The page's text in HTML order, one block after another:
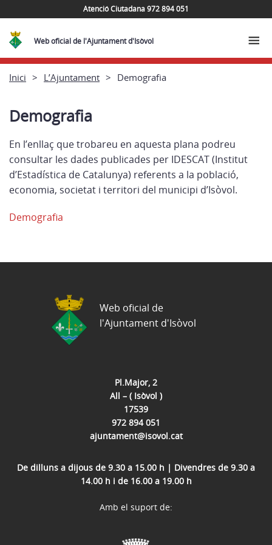
Atenció Ciutadana 972 894 051
Web oficial de l'Ajuntament d'Isòvol
Inici L’Ajuntament Demografia
Demografia
En l’enllaç que trobareu en aquesta plana podreu
consultar les dades publicades per IDESCAT (Institut
d’Estadística de Catalunya) referents a la població,
economia, societat i territori del municipi d’Isòvol.
Demografia
Pl.Major, 2
All – ( Isòvol )
17539
972 894 051
ajuntament@isovol.cat
De dilluns a dijous de 9.30 a 15.00 h | Divendres de 9.30 a
14.00 h i de 16.00 a 19.00 h
Web oficial de
l'Ajuntament d'Isòvol
Amb el suport de: